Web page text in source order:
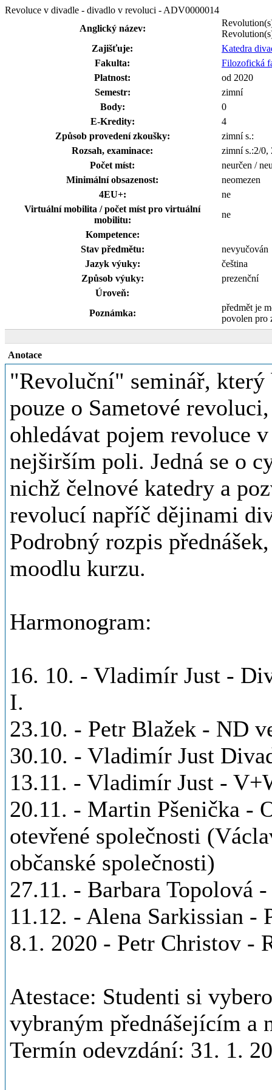
Revoluce v divadle - divadlo v revoluci - ADV0000014
Anglický název:
Zajišťuje:
Katedra
Fakulta:
Filozofická
Platnost:
od 2020
Semestr:
zimní
Body:
0
E-Kredity:
4
Způsob provedení zkoušky:
zimní s.:
Rozsah, examinace:
zimní s.:2/
Počet míst:
neurčen /
Minimální obsazenost:
neomezen
4EU+:
ne
Virtuální mobilita / počet míst pro virtuální
mobilitu:
ne
Kompetence:
Stav předmětu:
nevyučován
Jazyk výuky:
čeština
Způsob výuky:
prezenční
Úroveň:
Poznámka:
předmět je
povolen pro
Anotace
"Revoluční" seminář, který
pouze o Sametové
ohledávat pojem revoluce
nejširším poli. Jedná se o
nichž čelnové katedry a
revolucí napříč dějinami
Podrobný rozpis
moodlu kurzu.
Harmonogram:
16. 10. - Vladimír Just -
I.
23.10. - Petr Blažek - ND
30.10. - Vladimír Just
13.11. - Vladimír Just -
20.11. - Martin Pšenička -
otevřené společnosti
občanské společnosti)
27.11. - Barbara Topolová
11.12. - Alena Sarkissian -
8.1. 2020 - Petr Christov -
Atestace: Studenti si
vybraným přednášejícím a
Termín odevzdání: 31. 1.